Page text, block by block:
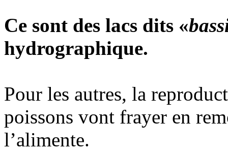
Ce sont des lacs dits «
hydrographique.
Pour les autres, la
poissons vont frayer en
l’alimente.